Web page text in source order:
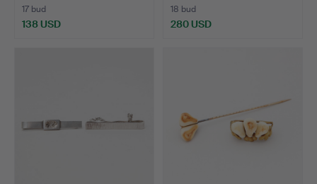
17 bud
138 USD
18 bud
280 USD